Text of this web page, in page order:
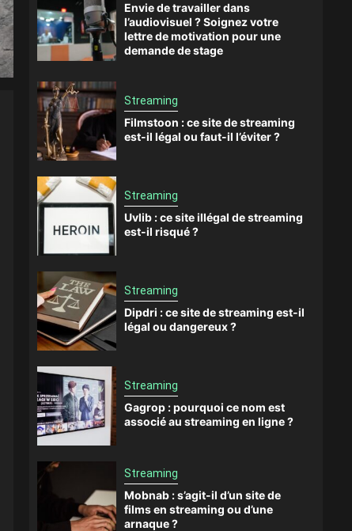
Envie de travailler dans
l’audiovisuel ? Soignez votre
lettre de motivation pour une
demande de stage
Streaming
Filmstoon : ce site de streaming
est-il légal ou faut-il l’éviter ?
Streaming
Uvlib : ce site illégal de streaming
est-il risqué ?
Streaming
Dipdri : ce site de streaming est-il
légal ou dangereux ?
Streaming
Gagrop : pourquoi ce nom est
associé au streaming en ligne ?
Streaming
Mobnab : s’agit-il d’un site de
films en streaming ou d’une
arnaque ?